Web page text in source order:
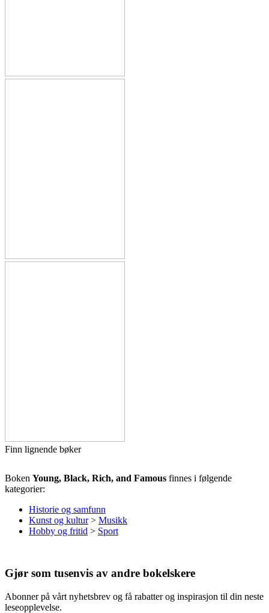
Finn lignende bøker
Boken Young, Black, Rich, and Famous finnes i følgende
kategorier:
Historie og samfunn
Kunst og kultur > Musikk
Hobby og fritid > Sport
Gjør som tusenvis av andre bokelskere
Abonner på vårt nyhetsbrev og få rabatter og inspirasjon til din neste
leseopplevelse.